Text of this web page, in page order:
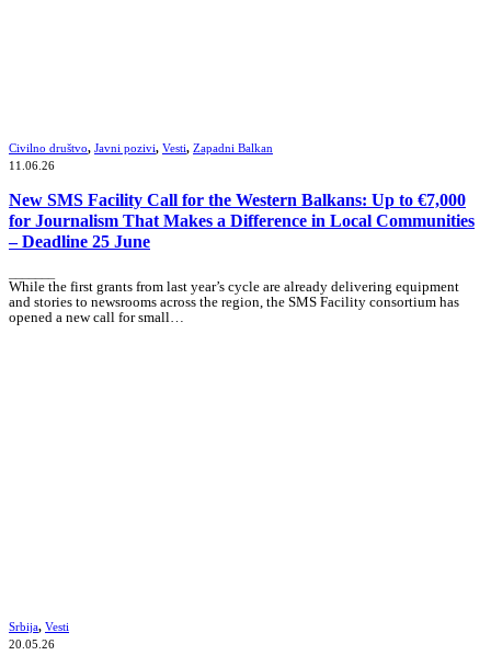
Civilno društvo, Javni pozivi, Vesti, Zapadni Balkan
11.06.26
New SMS Facility Call for the Western Balkans: Up to €7,000
for Journalism That Makes a Difference in Local Communities
– Deadline 25 June
While the first grants from last year’s cycle are already delivering equipment
and stories to newsrooms across the region, the SMS Facility consortium has
opened a new call for small…
Srbija, Vesti
20.05.26